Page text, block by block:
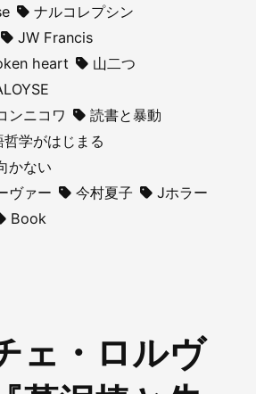
ナルコレプシン
JW Francis
heart
山二つ
ンニコワ
読書と暴動
哲学がはじまる
かない
ヴァー
今村夏子
Jホラー
Book
ェ・ロルヴ